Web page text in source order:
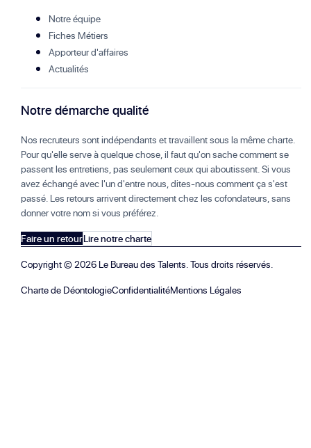
Notre équipe
Fiches Métiers
Apporteur d'affaires
Actualités
Notre démarche qualité
Nos recruteurs sont indépendants et travaillent sous la même charte.
Pour qu'elle serve à quelque chose, il faut qu'on sache comment se
passent les entretiens, pas seulement ceux qui aboutissent. Si vous
avez échangé avec l'un d'entre nous, dites-nous comment ça s'est
passé. Les retours arrivent directement chez les cofondateurs, sans
donner votre nom si vous préférez.
Faire un retourLire notre charte
Copyright ©2026 Le Bureau des Talents. Tous droits réservés.
Charte de DéontologieConfidentialitéMentions Légales